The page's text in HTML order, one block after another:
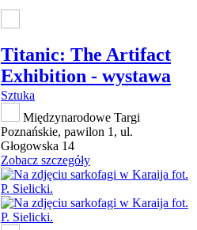
Titanic: The Artifact
Exhibition - wystawa
Sztuka
Międzynarodowe Targi
Poznańskie, pawilon 1, ul.
Głogowska 14
Zobacz szczegóły